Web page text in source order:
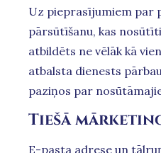
Uz pieprasījumiem par
pārsūtīšanu, kas
atbildēts ne vēlāk kā
atbalsta dienests
paziņos par
Tiešā
E-pasta adrese un